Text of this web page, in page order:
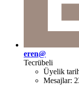
eren@
Tecrübeli
Üyelik
Mesajlar: